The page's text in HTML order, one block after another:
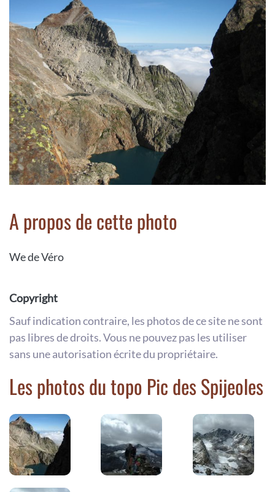
A propos de cette photo
We de Véro
Copyright
Sauf indication contraire, les photos de ce site ne sont
pas libres de droits. Vous ne pouvez pas les utiliser
sans une autorisation écrite du propriétaire.
Les photos du topo Pic des Spijeoles